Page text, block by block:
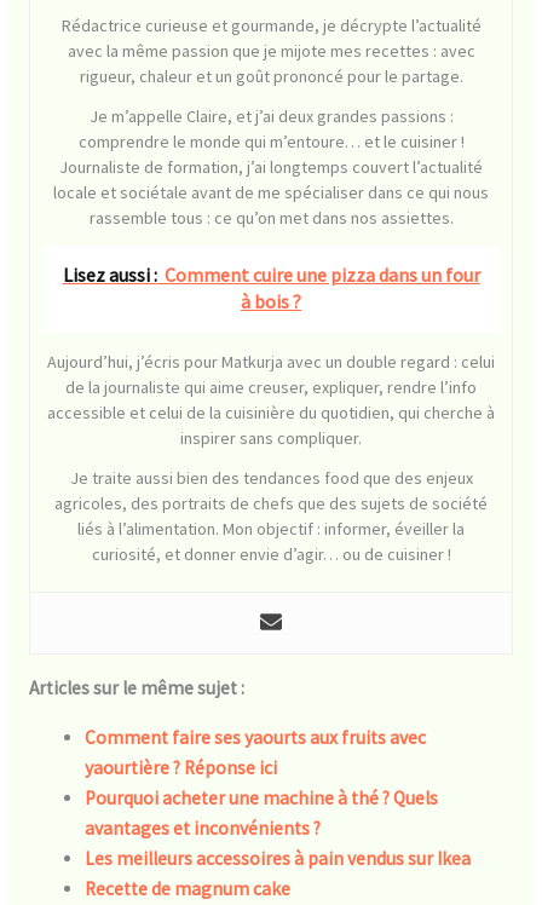
Rédactrice curieuse et gourmande, je décrypte l’actualité
avec la même passion que je mijote mes recettes : avec
rigueur, chaleur et un goût prononcé pour le partage.
Je m’appelle Claire, et j’ai deux grandes passions :
comprendre le monde qui m’entoure… et le cuisiner !
Journaliste de formation, j’ai longtemps couvert l’actualité
locale et sociétale avant de me spécialiser dans ce qui nous
rassemble tous : ce qu’on met dans nos assiettes.
Lisez aussi : Comment cuire une pizza dans un four
à bois ?
Aujourd’hui, j’écris pour Matkurja avec un double regard : celui
de la journaliste qui aime creuser, expliquer, rendre l’info
accessible et celui de la cuisinière du quotidien, qui cherche à
inspirer sans compliquer.
Je traite aussi bien des tendances food que des enjeux
agricoles, des portraits de chefs que des sujets de société
liés à l’alimentation. Mon objectif : informer, éveiller la
curiosité, et donner envie d’agir… ou de cuisiner !
Articles sur le même sujet :
Comment faire ses yaourts aux fruits avec
yaourtière ? Réponse ici
Pourquoi acheter une machine à thé ? Quels
avantages et inconvénients ?
Les meilleurs accessoires à pain vendus sur Ikea
Recette de magnum cake